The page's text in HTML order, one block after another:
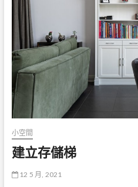
小空間
建立存儲梯
12 5 月, 2021